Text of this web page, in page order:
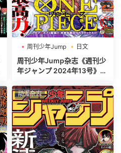
周刊少年Jump
日文
週刊少年ジャンプ
周刊少年Jump杂志《週刊少
年ジャンプ 2024年13号》高
动漫杂志